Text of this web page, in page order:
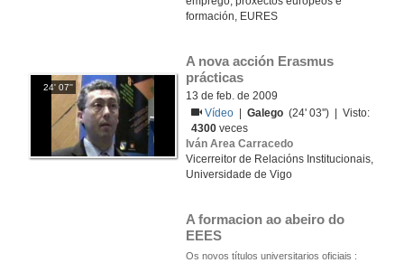
formación, EURES
24' 07''
A nova acción Erasmus
prácticas
13 de feb. de 2009
Vídeo
|Galego (24' 03'') | Visto:
4300 veces
Iván Area Carracedo
Vicerreitor de Relacións Institucionais,
Universidade de Vigo
A formacion ao abeiro do
EEES
Os novos títulos universitarios oficiais :